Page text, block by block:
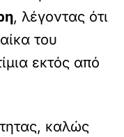
, λέγοντας ότι
του
εκτός από
καλώς